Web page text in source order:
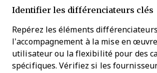
Identifier les différenciateurs clés
Repérez les éléments
l’accompagnement à la mise en
utilisateur ou la flexibilité pour des
spécifiques. Vérifiez si les